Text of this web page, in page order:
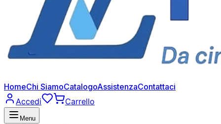
HomeChi SiamoCatalogoAssistenzaContattaci
Accedi
Carrello
Menu